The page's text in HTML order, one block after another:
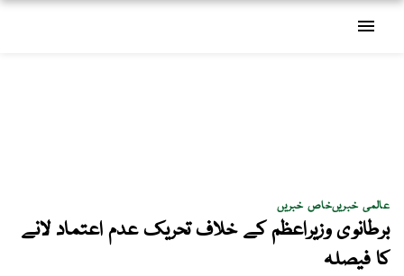
menu
عالمی خبریںخاص خبریں
برطانوی وزیراعظم کے خلاف تحریک عدم اعتماد لانے
کا فیصلہ